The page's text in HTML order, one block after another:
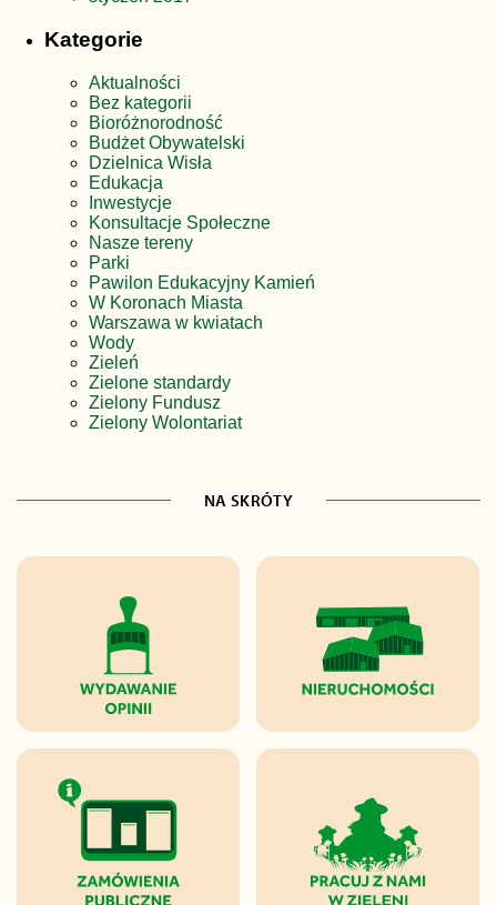
Kategorie
Aktualności
Bez kategorii
Bioróżnorodność
Budżet Obywatelski
Dzielnica Wisła
Edukacja
Inwestycje
Konsultacje Społeczne
Nasze tereny
Parki
Pawilon Edukacyjny Kamień
W Koronach Miasta
Warszawa w kwiatach
Wody
Zieleń
Zielone standardy
Zielony Fundusz
Zielony Wolontariat
NA SKRÓTY